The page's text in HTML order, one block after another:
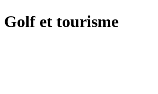
Golf et tourisme